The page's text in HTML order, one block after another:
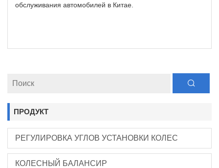
ПРОДУКТ
РЕГУЛИРОВКА УГЛОВ УСТАНОВКИ КОЛЕС
КОЛЕСНЫЙ БАЛАНСИР
обслуживания автомобилей в Китае.